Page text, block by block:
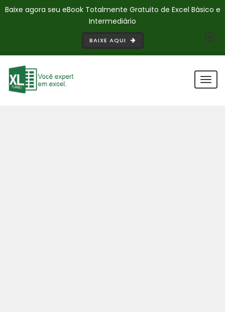
Baixe agora seu eBook Totalmente Gratuito de Excel Básico e
Intermediário
BAIXE AQUI